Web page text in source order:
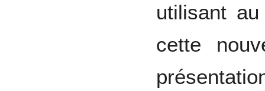
utilisant
cette